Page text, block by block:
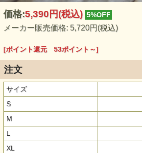
価格:5,390円(税込) 5%OFF
メーカー販売価格: 5,720円(税込)
[ポイント還元 53ポイント～]
注文
サイズ
S
M
L
XL